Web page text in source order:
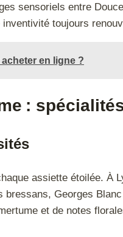
sensoriels entre
inventivité toujours
en ligne ?
:
assiette étoilée.
Georges
et de notes